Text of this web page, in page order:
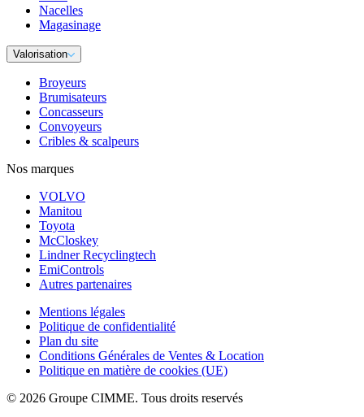
Nacelles
Magasinage
Valorisation
Broyeurs
Brumisateurs
Concasseurs
Convoyeurs
Cribles & scalpeurs
Nos marques
VOLVO
Manitou
Toyota
McCloskey
Lindner Recyclingtech
EmiControls
Autres partenaires
Mentions légales
Politique de confidentialité
Plan du site
Conditions Générales de Ventes & Location
Politique en matière de cookies (UE)
© 2026 Groupe CIMME. Tous droits reservés